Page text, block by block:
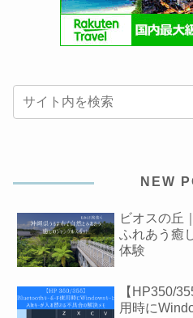
NEW
ビオスの丘
ふれあう癒
体験
【HP350/
用時に